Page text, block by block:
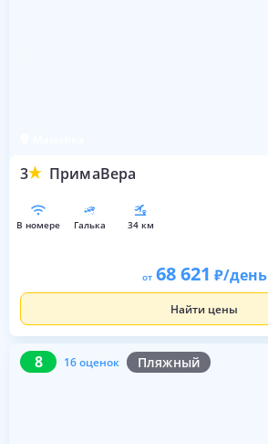
3 ПримаВера
в номере галька 34 км
от 68 621 /день
Найти цены
8 16 оценок Пляжный
8 16 оценок